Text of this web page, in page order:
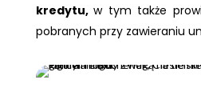
kredytu,w tym także
pobranych przy zawieraniu